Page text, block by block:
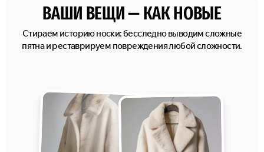
ВАШИ ВЕЩИ — КАК НОВЫЕ
Стираем историю носки: бесследно выводим сложные
пятна и реставрируем повреждения любой сложности.